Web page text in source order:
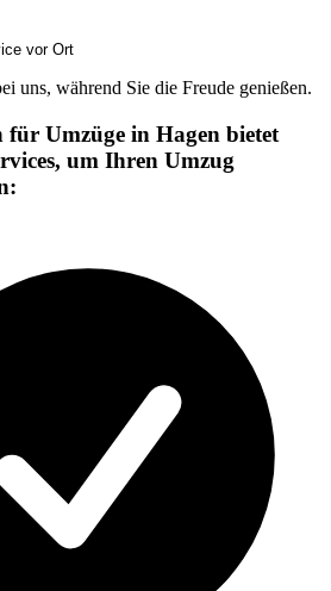
vor Ort
uns, während Sie die Freude genießen.
für Umzüge in Hagen bietet
um Ihren Umzug